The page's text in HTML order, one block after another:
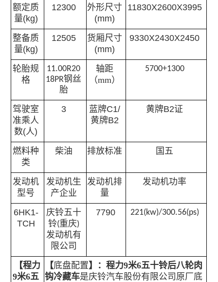
额定质
量(kg)
12300
外形尺寸
(mm)
11830X2600X3995
整备质
量(kg)
12505
货厢尺寸
(mm)
9330X2430X2450
轮胎规
格
11.00R20
18PR钢丝
胎
轴距
（mm）
5700+1300
驾驶室
准乘人
数(人)
3 蓝牌C1/
黄牌B2
黄牌B2证
燃料种
类
柴油 排放标准 国五
发动机
型号
发动机生
产企业
发动机排
量
发动机功率
6HK1-
TCH
庆铃五十
铃(重庆)
发动机有
限公司
7790 221(kw)/300.56(ps)
【程力
9米6五
【底盘配置】：程力9米6五十铃后八轮肉
钩冷藏车是庆铃汽车股份有限公司 原厂底